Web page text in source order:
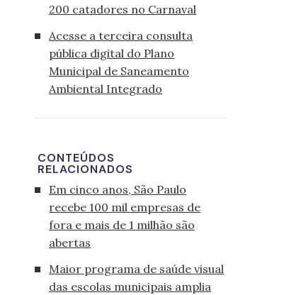
200 catadores no Carnaval
Acesse a terceira consulta
pública digital do Plano
Municipal de Saneamento
Ambiental Integrado
CONTEÚDOS
RELACIONADOS
Em cinco anos, São Paulo
recebe 100 mil empresas de
fora e mais de 1 milhão são
abertas
Maior programa de saúde visual
das escolas municipais amplia